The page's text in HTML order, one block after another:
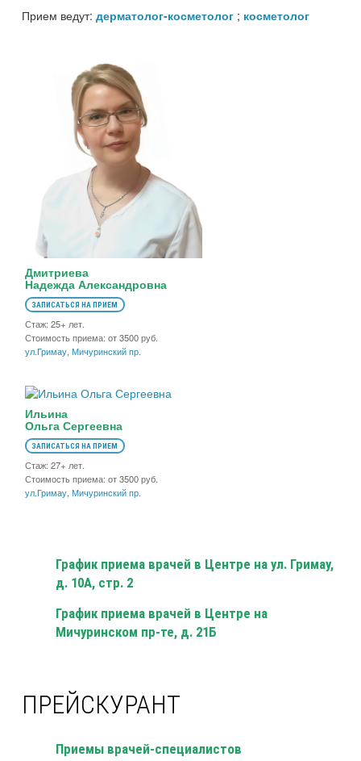
Прием ведут: дерматолог-косметолог ; косметолог
Дмитриева
Надежда Александровна
ЗАПИСАТЬСЯ НА ПРИЕМ
Стаж: 25+ лет.
Стоимость приема: от 3500 руб.
ул.Гримау, Мичуринский пр.
Ильина
Ольга Сергеевна
ЗАПИСАТЬСЯ НА ПРИЕМ
Стаж: 27+ лет.
Стоимость приема: от 3500 руб.
ул.Гримау, Мичуринский пр.
График приема врачей в Центре на ул. Гримау,
д. 10А, стр. 2
График приема врачей в Центре на
Мичуринском пр-те, д. 21Б
ПРЕЙСКУРАНТ
Приемы врачей-специалистов